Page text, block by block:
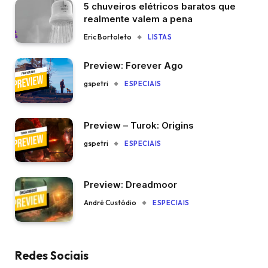
5 chuveiros elétricos baratos que
realmente valem a pena
Eric Bortoleto LISTAS
Preview: Forever Ago
gspetri ESPECIAIS
Preview – Turok: Origins
gspetri ESPECIAIS
Preview: Dreadmoor
André Custódio ESPECIAIS
Redes Sociais